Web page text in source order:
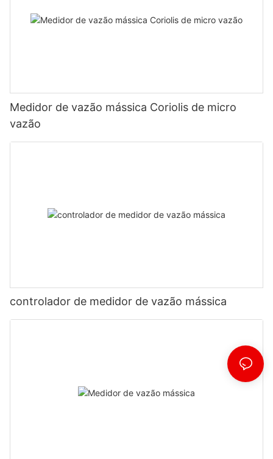
Medidor de vazão mássica Coriolis de micro
vazão
controlador de medidor de vazão mássica